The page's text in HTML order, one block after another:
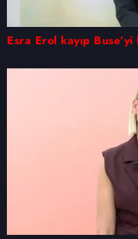
Esra Erol kayıp